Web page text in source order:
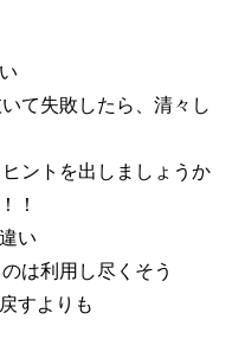
て失敗したら、清々し
ントを出しましょうか
！
い
は利用し尽くそう
すよりも